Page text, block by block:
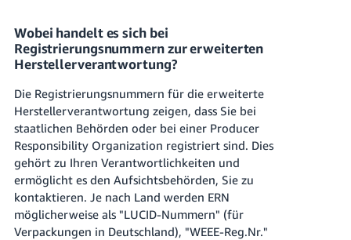
Wobei handelt es sich bei
Registrierungsnummern zur erweiterten
Herstellerverantwortung?
Die Registrierungsnummern für die erweiterte
Herstellerverantwortung zeigen, dass Sie bei
staatlichen Behörden oder bei einer Producer
Responsibility Organization registriert sind. Dies
gehört zu Ihren Verantwortlichkeiten und
ermöglicht es den Aufsichtsbehörden, Sie zu
kontaktieren. Je nach Land werden ERN
möglicherweise als "LUCID-Nummern" (für
Verpackungen in Deutschland), "WEEE-Reg.Nr."